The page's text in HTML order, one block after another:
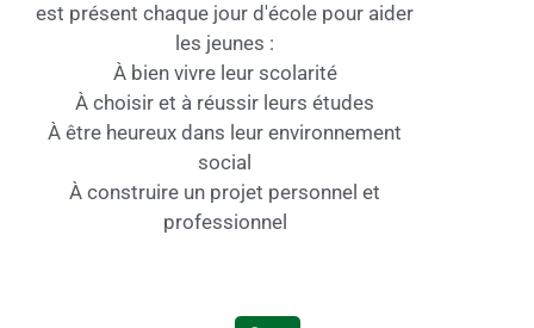
est présent chaque jour d'école pour aider
les jeunes :
À bien vivre leur scolarité
À choisir et à réussir leurs études
À être heureux dans leur environnement
social
À construire un projet personnel et
professionnel